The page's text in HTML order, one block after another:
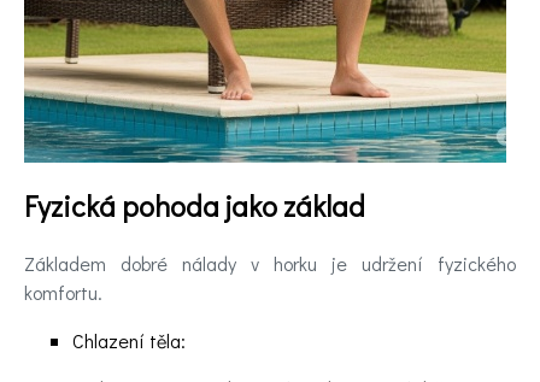
pomoc
Videa
Kontakt
Registrace
Fyzická pohoda jako základ
Základem dobré nálady v horku je udržení fyzického
komfortu.
Chlazení těla: